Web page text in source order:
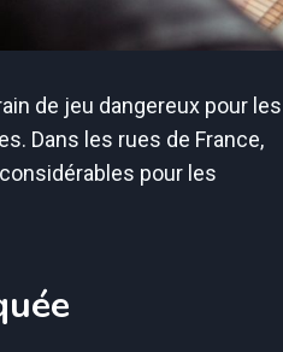
de jeu dangereux pour les
Dans les rues de France,
pour les